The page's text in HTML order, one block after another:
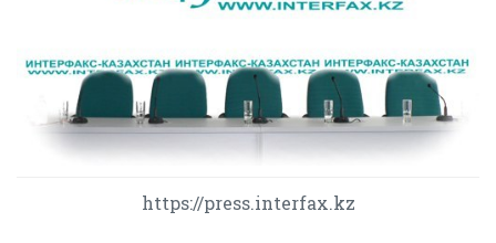
https://press.interfax.kz